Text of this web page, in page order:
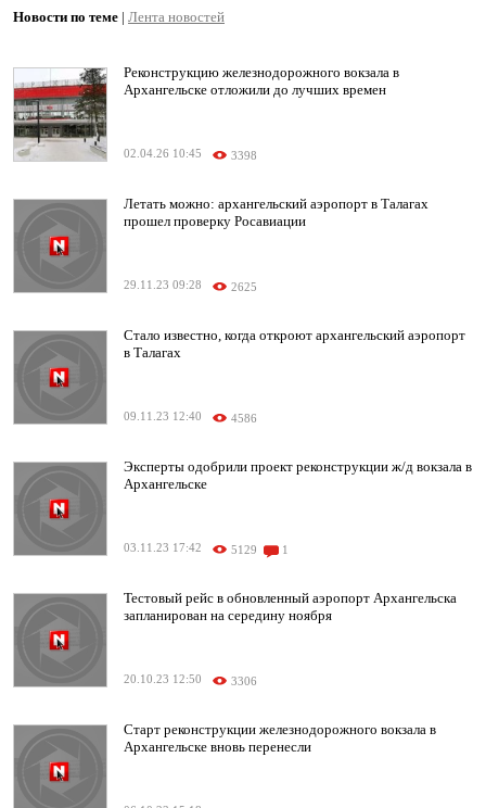
Новости по теме | Лента новостей
Реконструкцию железнодорожного вокзала в
Архангельске отложили до лучших времен
02.04.26 10:45 3398
Летать можно: архангельский аэропорт в Талагах
прошел проверку Росавиации
29.11.23 09:28 2625
Стало известно, когда откроют архангельский аэропорт
в Талагах
09.11.23 12:40 4586
Эксперты одобрили проект реконструкции ж/д вокзала в
Архангельске
03.11.23 17:42 5129 1
Тестовый рейс в обновленный аэропорт Архангельска
запланирован на середину ноября
20.10.23 12:50 3306
Старт реконструкции железнодорожного вокзала в
Архангельске вновь перенесли